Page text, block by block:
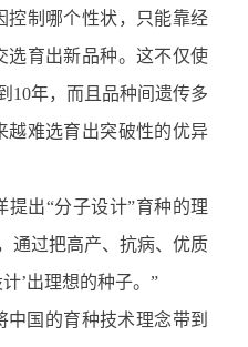
控制哪个性状，只能靠经
选育出新品种。这不仅使
10年，而且品种间遗传多
越难选育出突破性的优异
提出“分子设计”育种的理
通过把高产、抗病、优质
’出理想的种子。”
国的育种技术理念带到